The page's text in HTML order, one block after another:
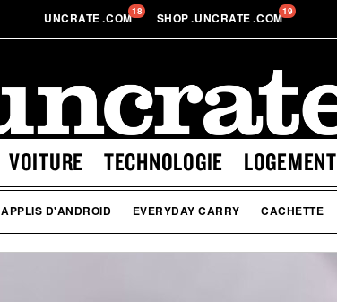
UNCRATE.COM18 SHOP.UNCRATE.COM19
VOITURE TECHNOLOGIE LOGEMENT
APPLIS D'ANDROID EVERYDAY CARRY CACHETTE